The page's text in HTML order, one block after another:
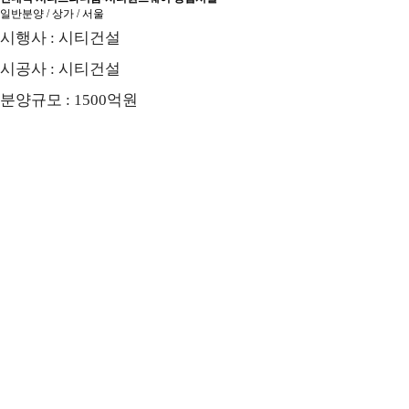
일반분양 / 상가 / 서울
시행사 : 시티건설
시공사 : 시티건설
분양규모 : 1500억원